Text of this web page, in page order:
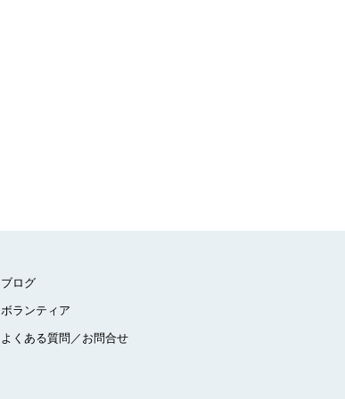
ブログ
ボランティア
よくある質問／お問合せ